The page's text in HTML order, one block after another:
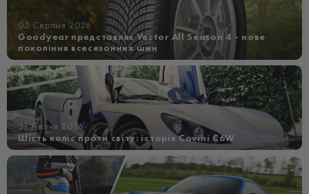
05 Серпня 2026
Goodyear представляє Vector All Season 4 - нове
покоління всесезонних шин
31 Липня 2026
Шість коліс проти світу: історія Covini C6W